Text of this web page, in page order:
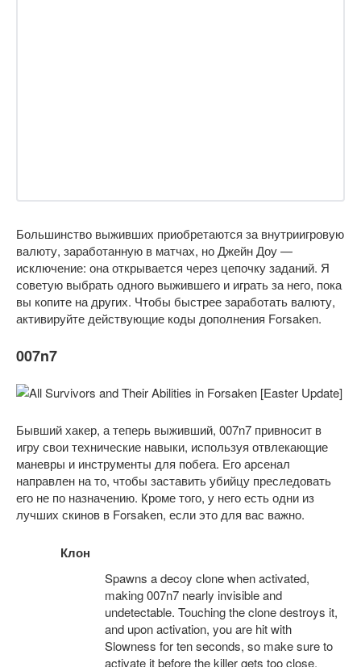
Большинство выживших приобретаются за внутриигровую
валюту, заработанную в матчах, но Джейн Доу —
исключение: она открывается через цепочку заданий. Я
советую выбрать одного выжившего и играть за него, пока
вы копите на других. Чтобы быстрее заработать валюту,
активируйте действующие коды дополнения Forsaken.
007n7
Бывший хакер, а теперь выживший, 007n7 привносит в
игру свои технические навыки, используя отвлекающие
маневры и инструменты для побега. Его арсенал
направлен на то, чтобы заставить убийцу преследовать
его не по назначению. Кроме того, у него есть одни из
лучших скинов в Forsaken, если это для вас важно.
Клон
Spawns a decoy clone when activated,
making 007n7 nearly invisible and
undetectable. Touching the clone destroys it,
and upon activation, you are hit with
Slowness for ten seconds, so make sure to
activate it before the killer gets too close.